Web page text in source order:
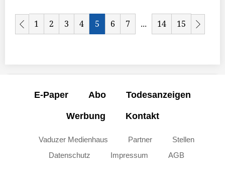
1 2 3 4 5 6 7 ... 14 15
E-Paper Abo Todesanzeigen
Werbung Kontakt
Vaduzer Medienhaus Partner
Stellen
Datenschutz
Impressum AGB